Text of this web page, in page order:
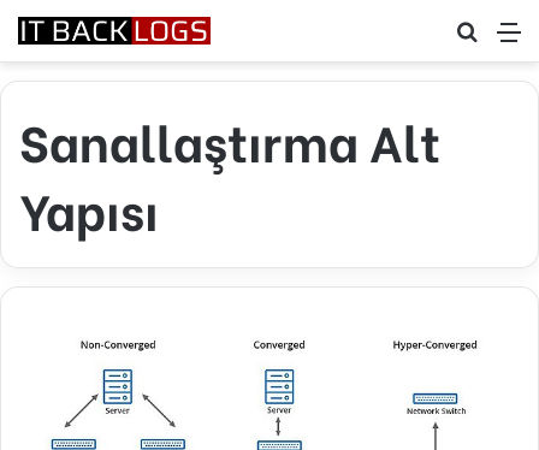
Sanallaştırma Alt
Yapısı